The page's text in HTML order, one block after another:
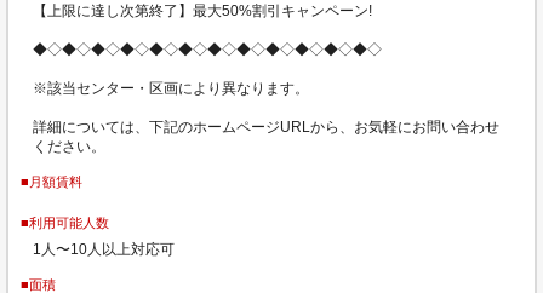
【上限に達し次第終了】最大50%割引キャンペーン!
◆◇◆◇◆◇◆◇◆◇◆◇◆◇◆◇◆◇◆◇◆◇◆◇
※該当センター・区画により異なります。
詳細については、下記のホームページURLから、お気軽にお問い合わせ
ください。
■月額賃料
■利用可能人数
1人〜10人以上対応可
■面積